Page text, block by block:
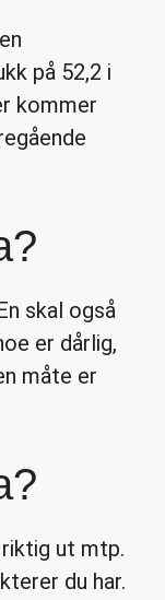
på 52,2 i
kommer
skal også
er dårlig,
måte er
ut mtp.
du har.